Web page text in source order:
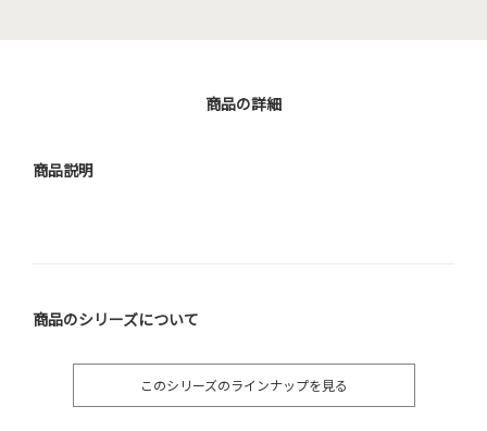
商品の詳細
商品説明
商品のシリーズについて
このシリーズのラインナップを見る